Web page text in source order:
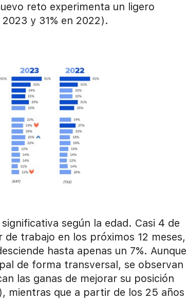
reto experimenta un ligero
y 31% en 2022).
según la edad. Casi 4 de
trabajo en los próximos 12 meses,
hasta apenas un 7%. Aunque
de forma transversal, se observan
las ganas de mejorar su posición
mientras que a partir de los 25 años